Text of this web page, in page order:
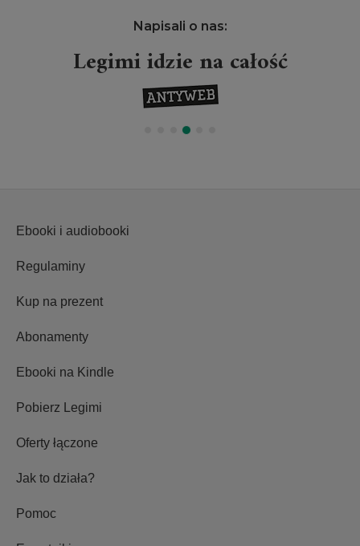
Napisali o nas:
Legimi idzie na całość
Ebooki i audiobooki
Regulaminy
Kup na prezent
Abonamenty
Ebooki na Kindle
Pobierz Legimi
Oferty łączone
Jak to działa?
Pomoc